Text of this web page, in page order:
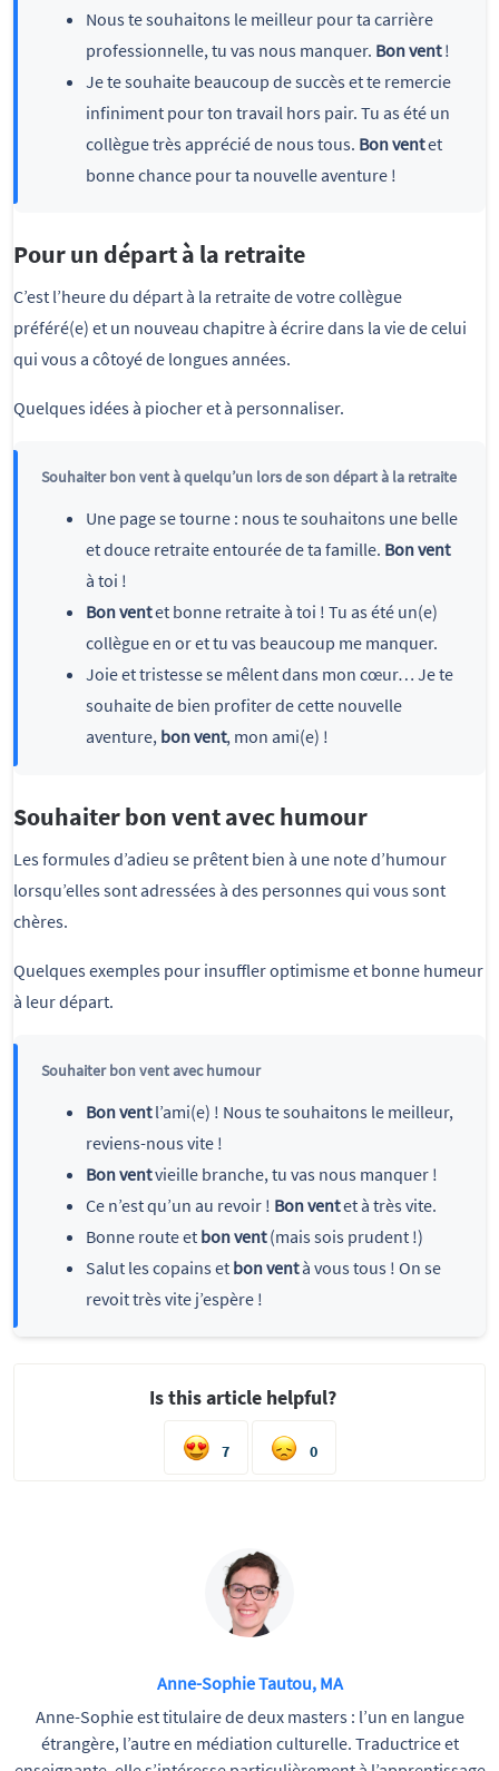
Nous te souhaitons le meilleur pour ta carrière
professionnelle, tu vas nous manquer. Bon vent!
Je te souhaite beaucoup de succès et te remercie
infiniment pour ton travail hors pair. Tu as été un
collègue très apprécié de nous tous. Bon ventet
bonne chance pour ta nouvelle aventure !
Pour un départ à la retraite
C’est l’heure du départ à la retraite de votre collègue
préféré(e) et un nouveau chapitre à écrire dans la vie de celui
qui vous a côtoyé de longues années.
Quelques idées à piocher et à personnaliser.
Souhaiter bon vent à quelqu’un lors de son départ à la retraite
Une page se tourne : nous te souhaitons une belle
et douce retraite entourée de ta famille. Bon vent
à toi !
Bon ventet bonne retraite à toi ! Tu as été un(e)
collègue en or et tu vas beaucoup me manquer.
Joie et tristesse se mêlent dans mon cœur… Je te
souhaite de bien profiter de cette nouvelle
aventure, bon vent, mon ami(e) !
Souhaiter bon vent avec humour
Les formules d’adieu se prêtent bien à une note d’humour
lorsqu’elles sont adressées à des personnes qui vous sont
chères.
Quelques exemples pour insuffler optimisme et bonne humeur
à leur départ.
Souhaiter bon vent avec humour
Bon ventl’ami(e) ! Nous te souhaitons le meilleur,
reviens-nous vite !
Bon ventvieille branche, tu vas nous manquer !
Ce n’est qu’un au revoir ! Bon ventet à très vite.
Bonne route et bon vent(mais sois prudent !)
Salut les copains et bon ventà vous tous ! On se
revoit très vite j’espère !
Is this article helpful?
7 0
Anne-Sophie Tautou, MA
Anne-Sophie est titulaire de deux masters : l’un en langue
étrangère, l’autre en médiation culturelle. Traductrice et